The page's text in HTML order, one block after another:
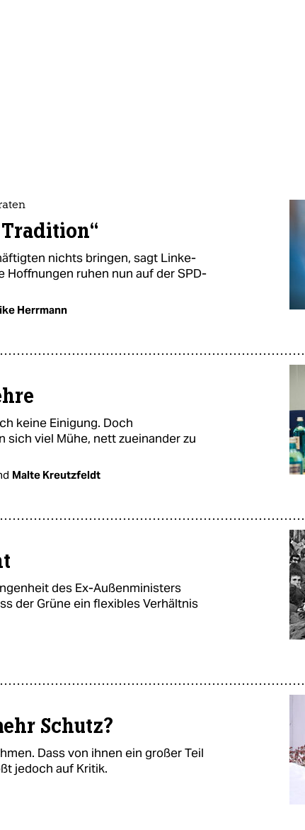
nichts bringen, sagt Linke-
Hoffnungen ruhen nun auf der SPD-
Herrmann
keine Einigung. Doch
sich viel Mühe, nett zueinander zu
Malte Kreutzfeldt
des Ex-Außenministers
der Grüne ein flexibles Verhältnis
Schutz?
Dass von ihnen ein großer Teil
jedoch auf Kritik.